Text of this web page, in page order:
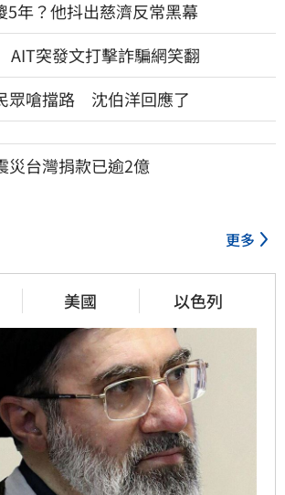
5年？他抖出慈濟反常黑幕
突發文打擊詐騙網笑翻
眾嗆擋路 沈伯洋回應了
災台灣捐款已逾2億
更多
美國 以色列